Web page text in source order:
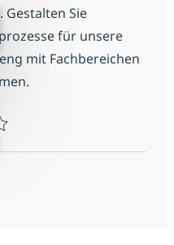
Gestalten Sie
für unsere
mit Fachbereichen
Planning Senior
notificação de chatbot